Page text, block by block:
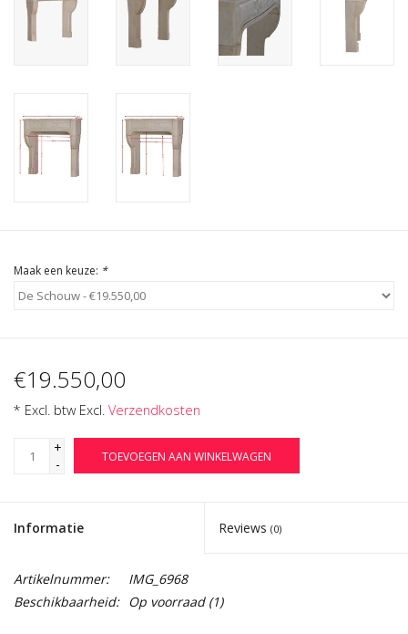
Maak een keuze: *
€19.550,00
* Excl. btw Excl. Verzendkosten
+
-
TOEVOEGEN AAN WINKELWAGEN
Informatie Reviews (0)
Artikelnummer:
IMG_6968
Beschikbaarheid: Op voorraad(1)